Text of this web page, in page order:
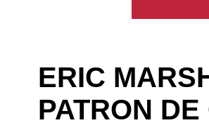
ERIC
PATRON